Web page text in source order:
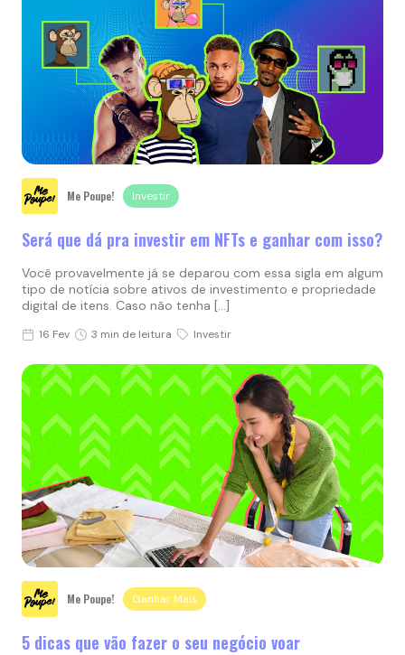
Me Poupe! Investir
Será que dá pra investir em NFTs e ganhar com isso?
Você provavelmente já se deparou com essa sigla em algum
tipo de notícia sobre ativos de investimento e propriedade
digital de itens. Caso não tenha […]
16 Fev 3 min de leitura Investir
Me Poupe! Ganhar Mais
5 dicas que vão fazer o seu negócio voar